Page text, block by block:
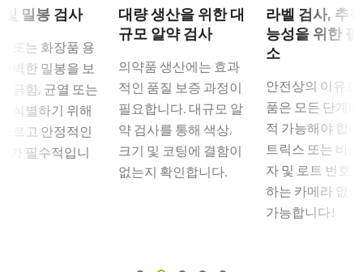
밀봉 검사
또는 화장품 용
벽한 밀봉을 보
긁힘, 균열 또는
식별하기 위해
르고 안정적인
가 필수적입니
대량 생산을 위한 대
규모 알약 검사
의약품 생산에는 효과
적인 품질 보증 과정이
필요합니다. 대규모 알
약 검사를 통해 색상,
크기 및 코팅에 결함이
없는지 확인합니다.
라벨 검사, 추
능성을 위한
소
안전상의 이유로
품은 모든 단계
적 가능해야 합
트릭스 또는 바
자 및 로트 번호
하는 카메라 없
가능합니다!